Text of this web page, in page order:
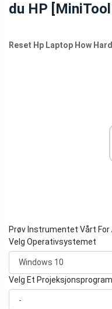
du HP
Reset Hp Laptop How
Prøv Instrumentet Vårt For
Velg Operativsystemet
Velg Et